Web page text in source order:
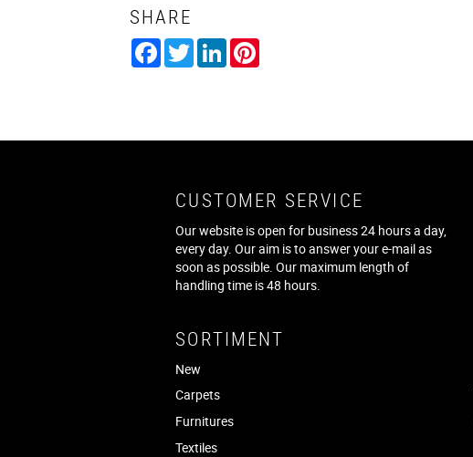
SHARE
Facebook
TwitterLinkedIn
CUSTOMER SERVICE
Our website is open for business 24 hours a day,
every day. Our aim is to answer your e-mail as
soon as possible. Our maximum length of
handling time is 48 hours.
SORTIMENT
New
Carpets
Furnitures
Textiles